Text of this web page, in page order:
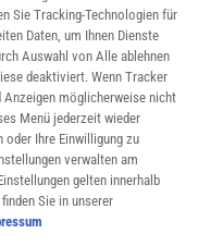
Sie Tracking-Technologien für
Daten, um Ihnen Dienste
Auswahl von Alle ablehnen
deaktiviert. Wenn Tracker
möglicherweise nicht
Menü jederzeit wieder
oder Ihre Einwilligung zu
verwalten am
gelten innerhalb
Sie in unserer